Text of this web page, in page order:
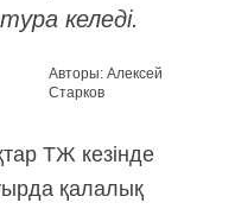
келеді.
Авторы: Алексей
Старков
ТЖ кезінде
қалалық